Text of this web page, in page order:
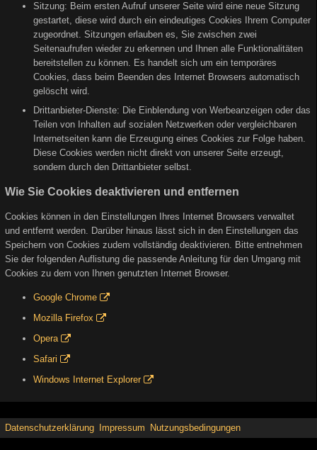
Sitzung: Beim ersten Aufruf unserer Seite wird eine neue Sitzung
gestartet, diese wird durch ein eindeutiges Cookies Ihrem Computer
zugeordnet. Sitzungen erlauben es, Sie zwischen zwei
Seitenaufrufen wieder zu erkennen und Ihnen alle Funktionalitäten
bereitstellen zu können. Es handelt sich um ein temporäres
Cookies, dass beim Beenden des Internet Browsers automatisch
gelöscht wird.
Drittanbieter-Dienste: Die Einblendung von Werbeanzeigen oder das
Teilen von Inhalten auf sozialen Netzwerken oder vergleichbaren
Internetseiten kann die Erzeugung eines Cookies zur Folge haben.
Diese Cookies werden nicht direkt von unserer Seite erzeugt,
sondern durch den Drittanbieter selbst.
Wie Sie Cookies deaktivieren und entfernen
Cookies können in den Einstellungen Ihres Internet Browsers verwaltet
und entfernt werden. Darüber hinaus lässt sich in den Einstellungen das
Speichern von Cookies zudem vollständig deaktivieren. Bitte entnehmen
Sie der folgenden Auflistung die passende Anleitung für den Umgang mit
Cookies zu dem von Ihnen genutzten Internet Browser.
Google Chrome
Mozilla Firefox
Opera
Safari
Windows Internet Explorer
Datenschutzerklärung Impressum Nutzungsbedingungen